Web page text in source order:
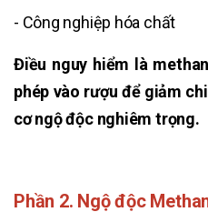
- Công nghiệp hóa chất
Điều nguy hiểm là
phép vào rượu để giảm
cơ ngộ độc nghiêm trọng.
Phần 2. Ngộ độc